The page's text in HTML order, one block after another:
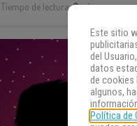
Tiempo de lectura:3 min
Este sitio
del
datos
de cookies
algunos,
Política de